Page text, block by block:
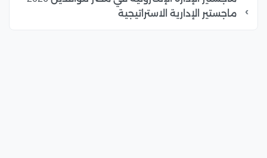
ماجستير الإدارية الاستراتيجية